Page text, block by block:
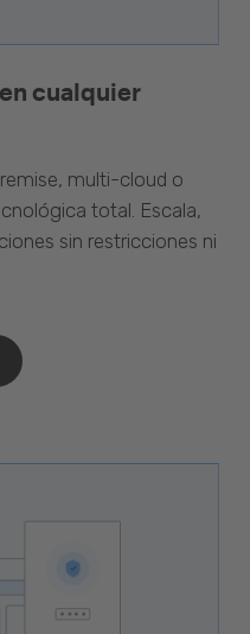
cualquier
multi-cloud o
total. Escala,
sin restricciones ni